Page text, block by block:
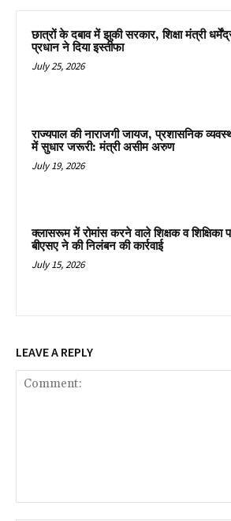
छात्रों के दबाव में झुकी सरकार, शिक्षा मंत्री
प्रधान ने दिया इस्तीफा
July 25, 2026
राज्यपाल की नाराजगी जायज, प्रशासनिक
में सुधार जरूरी: मंत्री असीम अरुण
July 19, 2026
क्लासरूम में रोमांस करने वाले शिक्षक व शिक्षिका
बीएसए ने की निलंबन की कार्रवाई
July 15, 2026
LEAVE A REPLY